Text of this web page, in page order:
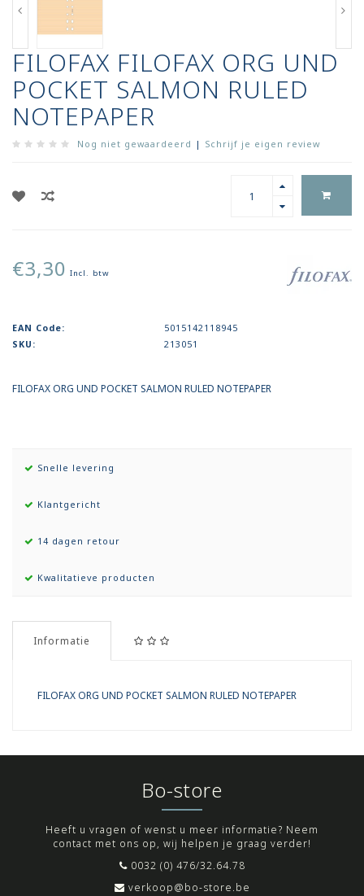
FILOFAX FILOFAX ORG UND
POCKET SALMON RULED
NOTEPAPER
Nog niet gewaardeerd | Schrijf je eigen review
€3,30 Incl. btw
EAN Code:
5015142118945
SKU:
213051
FILOFAX ORG UND POCKET SALMON RULED NOTEPAPER
Snelle levering
Klantgericht
14 dagen retour
Kwalitatieve producten
Informatie
FILOFAX ORG UND POCKET SALMON RULED NOTEPAPER
Bo-store
Heeft u vragen of wenst u meer informatie? Neem
contact met ons op, wij helpen je graag verder!
0032 (0) 476/32.64.78
verkoop@bo-store.be